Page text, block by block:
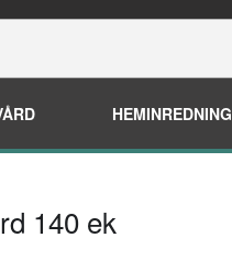
HEMINREDNING
140 ek